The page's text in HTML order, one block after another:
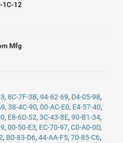
1C-12
Mfg
, 8C-7F-3B, 94-62-69, D4-05-98,
, 38-4C-90, 00-AC-E0, E4-57-40,
, E8-6D-52, 3C-43-8E, 90-B1-34,
, 00-50-E3, EC-70-97, C0-A0-0D,
, B0-83-D6, 44-AA-F5, 70-85-C6,